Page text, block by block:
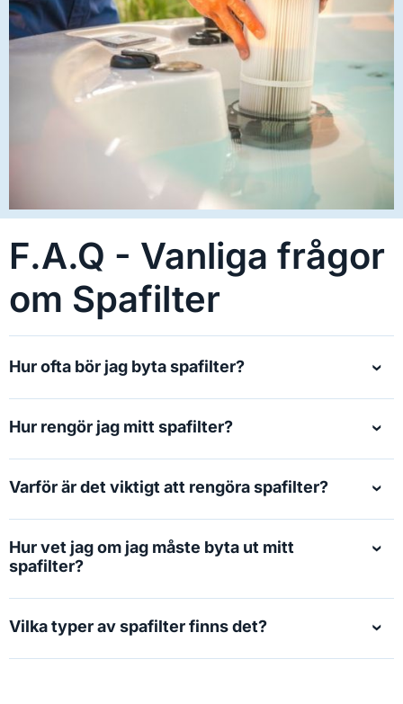
F.A.Q - Vanliga frågor
om Spafilter
Hur ofta bör jag byta spafilter?
Hur rengör jag mitt spafilter?
Varför är det viktigt att rengöra spafilter?
Hur vet jag om jag måste byta ut mitt
spafilter?
Vilka typer av spafilter finns det?